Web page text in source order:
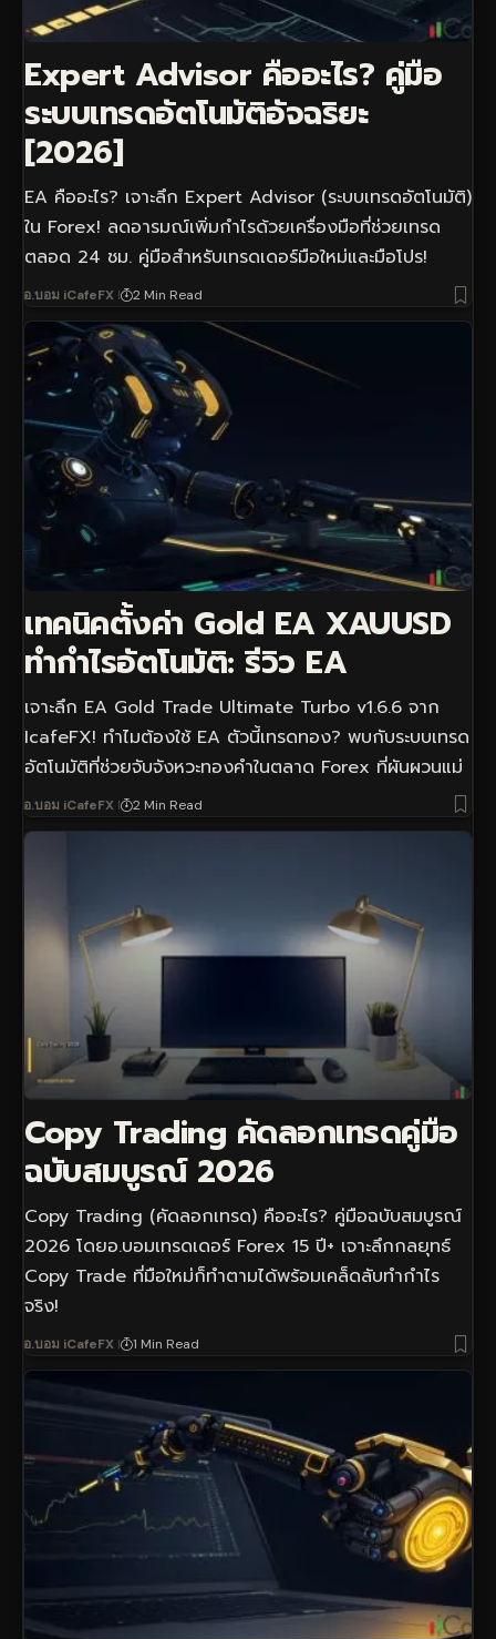
Expert Advisor คืออะไร? คู่มือ
ระบบเทรดอัตโนมัติอัจฉริยะ
[2026]
EA คืออะไร? เจาะลึก Expert Advisor (ระบบเทรดอัตโนมัติ)
ใน Forex! ลดอารมณ์เพิ่มกำไรด้วยเครื่องมือที่ช่วยเทรด
ตลอด 24 ชม. คู่มือสำหรับเทรดเดอร์มือใหม่และมือโปร!
อ.บอม iCafeFX 2 Min Read
เทคนิคตั้งค่า Gold EA XAUUSD
ทำกำไรอัตโนมัติ: รีวิว EA
เจาะลึก EA Gold Trade Ultimate Turbo v1.6.6 จาก
IcafeFX! ทำไมต้องใช้ EA ตัวนี้เทรดทอง? พบกับระบบเทรด
อัตโนมัติที่ช่วยจับจังหวะทองคำในตลาด Forex ที่ผันผวนแม่
อ.บอม iCafeFX 2 Min Read
Copy Trading คัดลอกเทรดคู่มือ
ฉบับสมบูรณ์ 2026
Copy Trading (คัดลอกเทรด) คืออะไร? คู่มือฉบับสมบูรณ์
2026 โดยอ.บอมเทรดเดอร์ Forex 15 ปี+ เจาะลึกกลยุทธ์
Copy Trade ที่มือใหม่ก็ทำตามได้พร้อมเคล็ดลับทำกำไร
จริง!
อ.บอม iCafeFX 1 Min Read